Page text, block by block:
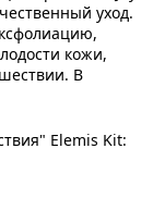
уход.
кожи,
В
Elemis Kit: